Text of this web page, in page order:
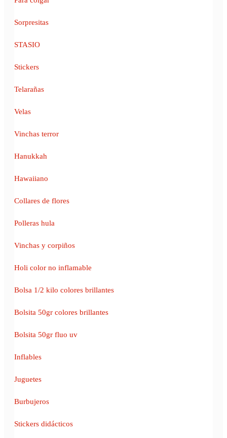
Sorpresitas
STASIO
Stickers
Telarañas
Velas
Vinchas terror
Hanukkah
Hawaiiano
Collares de flores
Polleras hula
Vinchas y corpiños
Holi color no inflamable
Bolsa 1/2 kilo colores brillantes
Bolsita 50gr colores brillantes
Bolsita 50gr fluo uv
Inflables
Juguetes
Burbujeros
Stickers didácticos